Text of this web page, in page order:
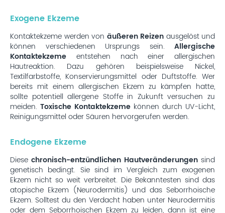
Exogene Ekzeme
Kontaktekzeme werden von äußeren Reizen ausgelöst und
können verschiedenen Ursprungs sein. Allergische
Kontaktekzeme entstehen nach einer allergischen
Hautreaktion. Dazu gehören beispielsweise Nickel,
Textilfarbstoffe, Konservierungsmittel oder Duftstoffe. Wer
bereits mit einem allergischen Ekzem zu kämpfen hatte,
sollte potentiell allergene Stoffe in Zukunft versuchen zu
meiden. Toxische Kontaktekzeme können durch UV-Licht,
Reinigungsmittel oder Säuren hervorgerufen werden.
Endogene Ekzeme
Diese chronisch-entzündlichen Hautveränderungen sind
genetisch bedingt. Sie sind im Vergleich zum exogenen
Ekzem nicht so weit verbreitet. Die Bekanntesten sind das
atopische Ekzem (Neurodermitis) und das Seborrhoische
Ekzem. Solltest du den Verdacht haben unter Neurodermitis
oder dem Seborrhoischen Ekzem zu leiden, dann ist eine